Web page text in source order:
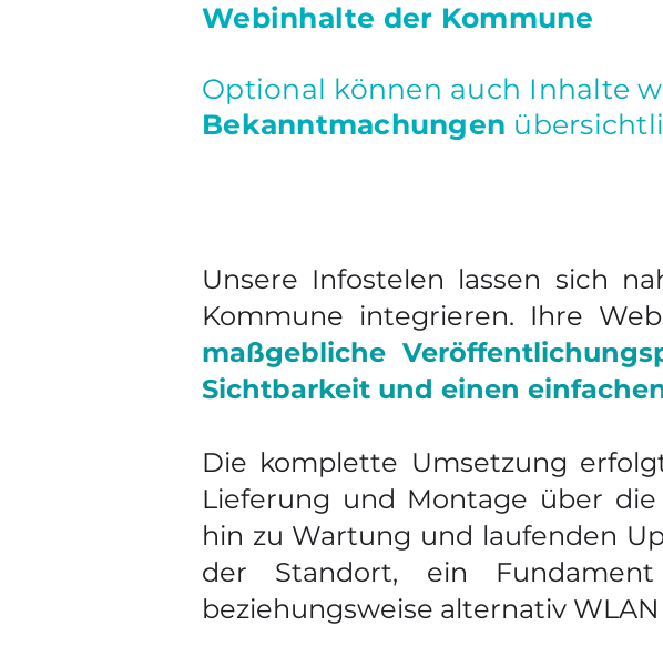
Webinhalte der Kommune
Optional können auch Inhalte
Bekanntmachungen
Unsere Infostelen lassen sich
Kommune integrieren. Ihre
maßgebliche
Sichtbarkeit und einen
Die komplette Umsetzung
Lieferung und Montage über
hin zu Wartung und laufenden
der Standort, ein
beziehungsweise alternativ